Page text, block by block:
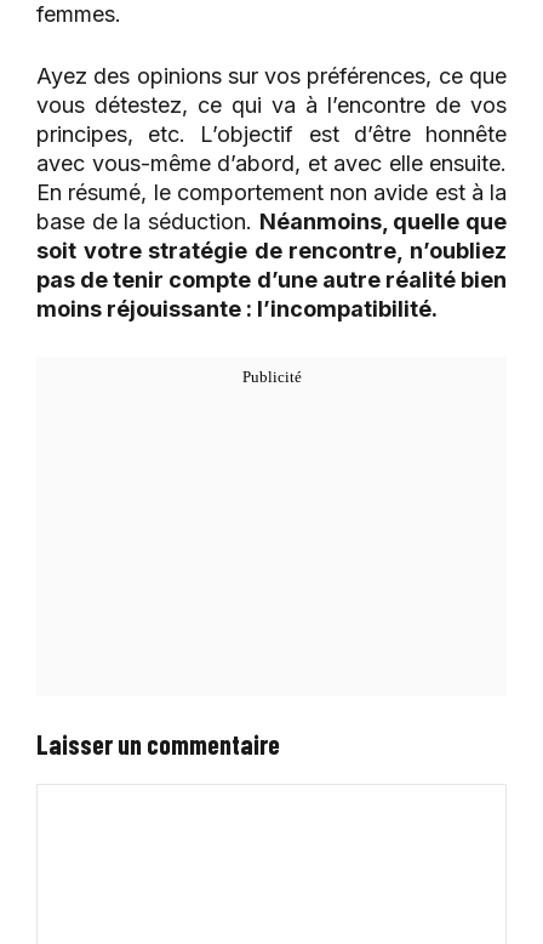
femmes.
Ayez des opinions sur vos préférences, ce que
vous détestez, ce qui va à l’encontre de vos
principes, etc. L’objectif est d’être honnête
avec vous-même d’abord, et avec elle ensuite.
En résumé, le comportement non avide est à la
base de la séduction. Néanmoins, quelle que
soit votre stratégie de rencontre, n’oubliez
pas de tenir compte d’une autre réalité bien
moins réjouissante : l’incompatibilité.
Laisser un commentaire